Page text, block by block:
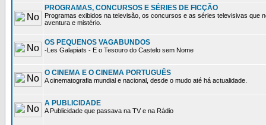
PROGRAMAS, CONCURSOS E SÉRIES DE FICÇÃO
Programas exibidos na televisão, os concursos e as séries televisivas que
aventura e mistério.
OS PEQUENOS VAGABUNDOS
-Les Galapiats - E o Tesouro do Castelo sem Nome
O CINEMA E O CINEMA PORTUGUÊS
A cinematografia mundial e nacional, desde o mudo até há actualidade.
A PUBLICIDADE
A Publicidade que passava na TV e na Rádio